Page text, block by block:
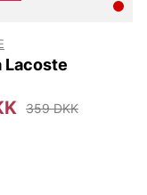
Lacoste
359 DKK